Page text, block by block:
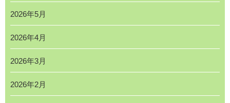
2026年5月
2026年4月
2026年3月
2026年2月